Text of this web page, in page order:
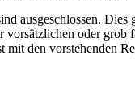
ausgeschlossen.
vorsätzlichen oder
den vorstehenden